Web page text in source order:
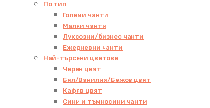
По тип
Големи чанти
Малки чанти
Луксозни/бизнес чанти
Ежедневни чанти
Най-търсени цветове
Черен цвят
Бял/Ванилия/Бежов цвят
Кафяв цвят
Сини и тъмносини чанти